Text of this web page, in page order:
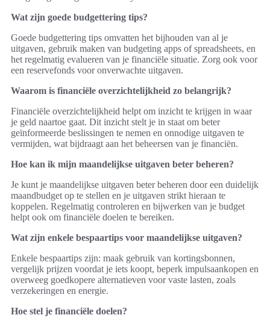
Wat zijn goede budgettering tips?
Goede budgettering tips omvatten het bijhouden van al je
uitgaven, gebruik maken van budgeting apps of spreadsheets, en
het regelmatig evalueren van je financiële situatie. Zorg ook voor
een reservefonds voor onverwachte uitgaven.
Waarom is financiële overzichtelijkheid zo belangrijk?
Financiële overzichtelijkheid helpt om inzicht te krijgen in waar
je geld naartoe gaat. Dit inzicht stelt je in staat om beter
geïnformeerde beslissingen te nemen en onnodige uitgaven te
vermijden, wat bijdraagt aan het beheersen van je financiën.
Hoe kan ik mijn maandelijkse uitgaven beter beheren?
Je kunt je maandelijkse uitgaven beter beheren door een duidelijk
maandbudget op te stellen en je uitgaven strikt hieraan te
koppelen. Regelmatig controleren en bijwerken van je budget
helpt ook om financiële doelen te bereiken.
Wat zijn enkele bespaartips voor maandelijkse uitgaven?
Enkele bespaartips zijn: maak gebruik van kortingsbonnen,
vergelijk prijzen voordat je iets koopt, beperk impulsaankopen en
overweeg goedkopere alternatieven voor vaste lasten, zoals
verzekeringen en energie.
Hoe stel je financiële doelen?